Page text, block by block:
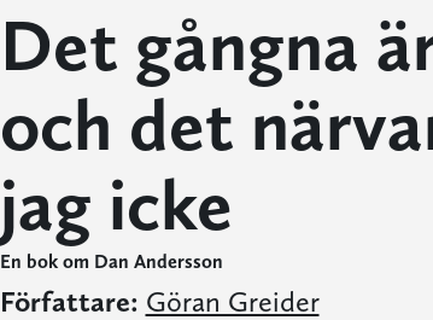
Det gångna
och det
jag icke
En bok om Dan Andersson
Författare: Göran Greider